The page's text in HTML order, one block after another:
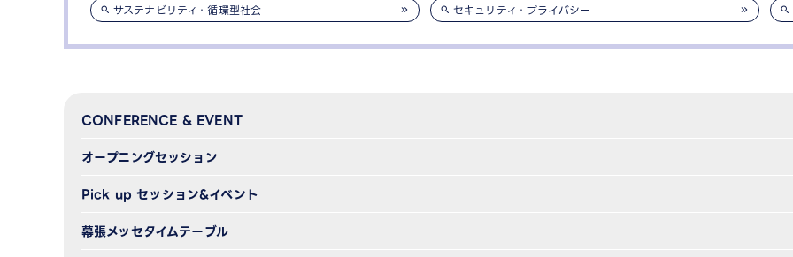
CONFERENCE & EVENT
オープニングセッション
Pick up セッション&イベント
幕張メッセタイムテーブル
サステナビリティ・循環型社会
セキュリティ・プライバシー